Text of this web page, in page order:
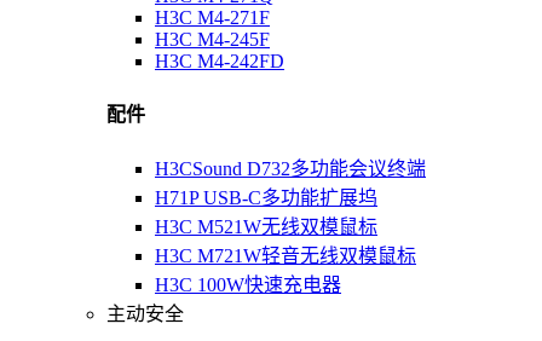
H3C M4-271F
H3C M4-245F
H3C M4-242FD
配件
H3CSound D732多功能会议终端
H71P USB-C多功能扩展坞
H3C M521W无线双模鼠标
H3C M721W轻音无线双模鼠标
H3C 100W快速充电器
主动安全